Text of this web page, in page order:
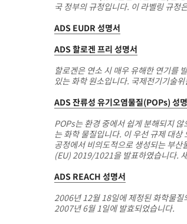
국 정부의 규정입니다. 이 라벨링 규정
ADS EUDR 성명서
ADS 할로겐 프리 성명서
할로겐은 연소 시 매우 유해한 연기를
있는 화학 원소입니다. 국제전기기술
ADS 잔류성 유기오염물질(POPs) 성
POPs는 환경 중에서 쉽게 분해되지
는 화학 물질입니다. 이 우선 규제 대
공정에서 비의도적으로 생성되는 부
(EU) 2019/1021을 발표하였습니다.
ADS REACH 성명서
2006년 12월 18일에 제정된 화학물
2007년 6월 1일에 발효되었습니다.